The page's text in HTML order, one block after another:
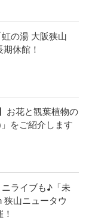
の湯 大阪狭山
休館！
お花と観葉植物の
をご紹介します
ライブも♪「未
狭山ニュータウ